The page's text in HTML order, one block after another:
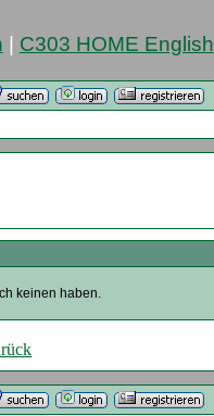
C303 HOME English
keinen haben.